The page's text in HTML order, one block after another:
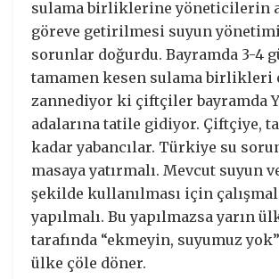
sulama birliklerine yöneticilerin
göreve getirilmesi suyun
sorunlar doğurdu. Bayramda 3-4
tamamen kesen sulama birlikleri
zannediyor ki çiftçiler bayramda
adalarına tatile gidiyor. Çiftçiye,
kadar yabancılar. Türkiye su
masaya yatırmalı. Mevcut suyun
şekilde kullanılması için
yapılmalı. Bu yapılmazsa yarın
tarafında “ekmeyin, suyumuz
ülke çöle döner.